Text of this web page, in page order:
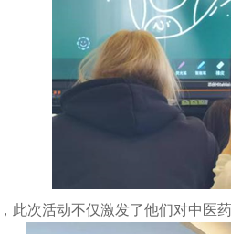
此次活动不仅激发了他们对中医